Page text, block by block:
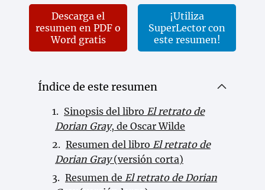
Descarga el
resumen en PDF o
Word gratis
¡Utiliza
SuperLector con
este resumen!
Índice de este resumen
Sinopsis del libro El retrato de
Dorian Gray, de Oscar Wilde
Resumen del libro El retrato de
Dorian Gray(versión corta)
Resumen de El retrato de Dorian